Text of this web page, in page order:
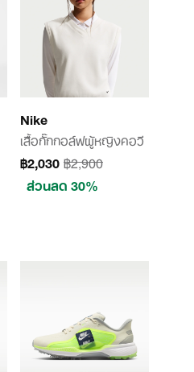
Nike
เสื้อกั๊กกอล์ฟผู้หญิงคอวี
฿2,030฿2,900
ส่วนลด 30%